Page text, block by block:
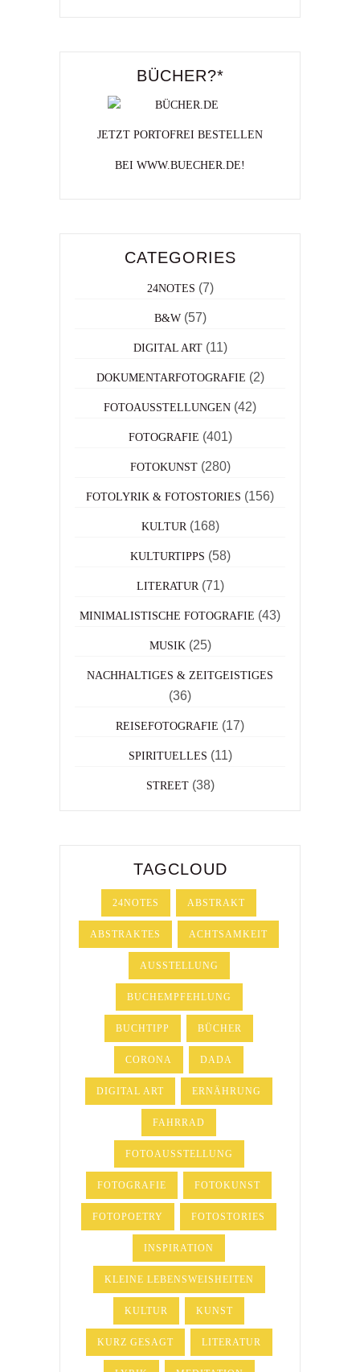
BÜCHER?*
JETZT PORTOFREI BESTELLEN
BEI WWW.BUECHER.DE!
CATEGORIES
24NOTES (7)
B&W(57)
DIGITAL ART(11)
DOKUMENTARFOTOGRAFIE (2)
FOTOAUSSTELLUNGEN (42)
FOTOGRAFIE (401)
FOTOKUNST(280)
FOTOLYRIK & FOTOSTORIES (156)
KULTUR (168)
KULTURTIPPS (58)
LITERATUR (71)
MINIMALISTISCHE FOTOGRAFIE (43)
MUSIK (25)
NACHHALTIGES & ZEITGEISTIGES
(36)
REISEFOTOGRAFIE (17)
SPIRITUELLES (11)
STREET(38)
TAGCLOUD
24NOTES ABSTRAKT
ABSTRAKTES ACHTSAMKEIT
AUSSTELLUNG
BUCHEMPFEHLUNG
BUCHTIPP BÜCHER
CORONA DADA
DIGITAL ART ERNÄHRUNG
FAHRRAD
FOTOAUSSTELLUNG
FOTOGRAFIE FOTOKUNST
FOTOPOETRY FOTOSTORIES
INSPIRATION
KLEINE LEBENSWEISHEITEN
KULTUR KUNST
KURZ GESAGT LITERATUR